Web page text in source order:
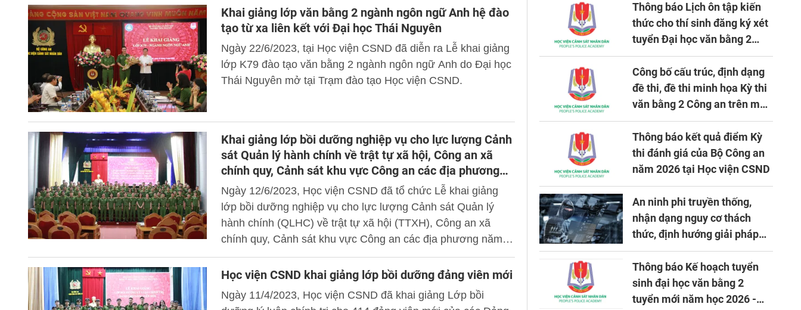
Khai giảng lớp văn bằng 2 ngành ngôn ngữ Anh hệ đào
tạo từ xa liên kết với Đại học Thái Nguyên
Ngày 22/6/2023, tại Học viện CSND đã diễn ra Lễ khai giảng
lớp K79 đào tạo văn bằng 2 ngành ngôn ngữ Anh do Đại học
Thái Nguyên mở tại Trạm đào tạo Học viện CSND.
Khai giảng lớp bồi dưỡng nghiệp vụ cho lực lượng Cảnh
sát Quản lý hành chính về trật tự xã hội, Công an xã
chính quy, Cảnh sát khu vực Công an các địa phương
năm 2023
Ngày 12/6/2023, Học viện CSND đã tổ chức Lễ khai giảng
lớp bồi dưỡng nghiệp vụ cho lực lượng Cảnh sát Quản lý
hành chính (QLHC) về trật tự xã hội (TTXH), Công an xã
chính quy, Cảnh sát khu vực Công an các địa phương năm
2023. Đại tá, PGS. TS Trần Quang Huyên, Phó Giám đốc
Học viện dự và chủ trì buổi lễ.
Học viện CSND khai giảng lớp bồi dưỡng đảng viên mới
Ngày 11/4/2023, Học viện CSND đã khai giảng Lớp bồi
Thông báo Lịch ôn tập kiến
thức cho thí sinh đăng ký xét
tuyển Đại học văn bằng 2
tuyển mới, mở tại Học viện
CSND năm học 2026 - 2027
Công bố cấu trúc, định dạng
đề thi, đề thi minh họa Kỳ thi
văn bằng 2 Công an trên máy
tính
Thông báo kết quả điểm Kỳ
thi đánh giá của Bộ Công an
năm 2026 tại Học viện CSND
An ninh phi truyền thống,
nhận dạng nguy cơ thách
thức, định hướng giải pháp
đảm bảo an ninh quốc gia
trong tình hình hiện nay
Thông báo Kế hoạch tuyển
sinh đại học văn bằng 2
tuyển mới năm học 2026 -